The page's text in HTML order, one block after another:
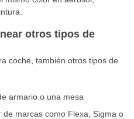
otros tipos de
coche, también otros tipos de
armario o una mesa
marcas como Flexa, Sigma o